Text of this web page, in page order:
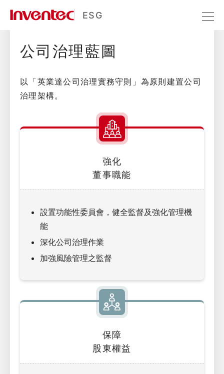
ESG
治理藍圖
公司治理 治理藍圖
公司治理藍圖
以「英業達公司治理實務守則」為原則建置公司
治理架構。
強化
董事職能
設置功能性委員會，健全監督及強化管理機
能
深化公司治理作業
加強風險管理之監督
保障
股東權益